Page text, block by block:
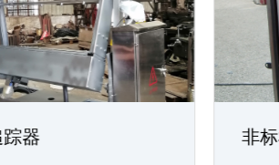
器 非